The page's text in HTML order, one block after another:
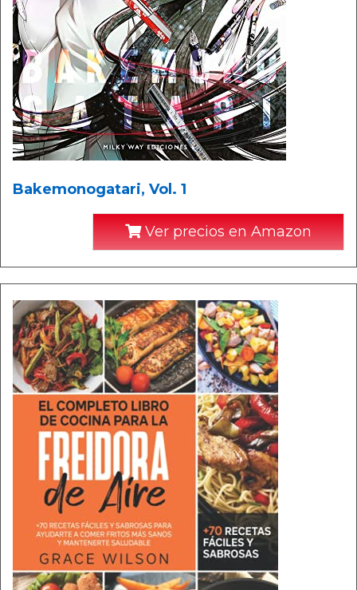
Bakemonogatari, Vol. 1
Ver precios en Amazon